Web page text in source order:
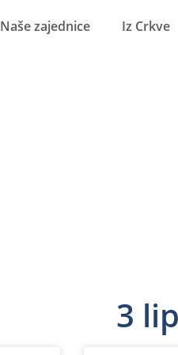
Naše zajednice Iz Crkve
3